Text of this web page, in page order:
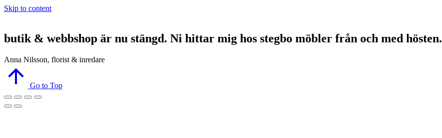
Skip to content
butik & webbshop är nu stängd. Ni hittar mig hos stegbo möbler från och med hösten.
Anna Nilsson, florist & inredare
Go to Top